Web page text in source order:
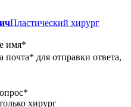
Пластический хирург
имя*
почта* для отправки ответа,
*
хирург